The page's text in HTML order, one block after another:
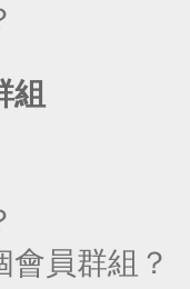
組
員群組？